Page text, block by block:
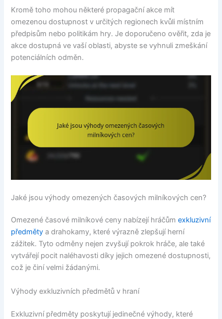
Kromě toho mohou některé propagační akce mít
omezenou dostupnost v určitých regionech kvůli místním
předpisům nebo politikám hry. Je doporučeno ověřit, zda je
akce dostupná ve vaší oblasti, abyste se vyhnuli zmeškání
potenciálních odměn.
Jaké jsou výhody omezených časových milníkových cen?
Omezené časové milníkové ceny nabízejí hráčůmexkluzivní
předměty a drahokamy, které výrazně zlepšují herní
zážitek. Tyto odměny nejen zvyšují pokrok hráče, ale také
vytvářejí pocit naléhavosti díky jejich omezené dostupnosti,
což je činí velmi žádanými.
Výhody exkluzivních předmětů v hraní
Exkluzivní předměty poskytují jedinečné výhody, které